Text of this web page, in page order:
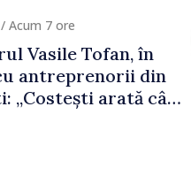
/ Acum 7 ore
Vasile Tofan, în
antreprenorii din
„Costești arată cât